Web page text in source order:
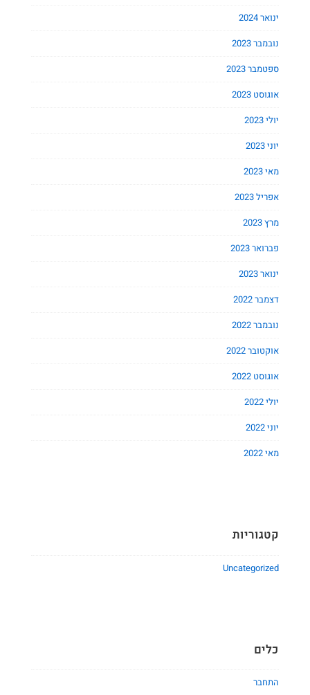
ינואר 2024
נובמבר 2023
ספטמבר 2023
אוגוסט 2023
יולי 2023
יוני 2023
מאי 2023
אפריל 2023
מרץ 2023
פברואר 2023
ינואר 2023
דצמבר 2022
נובמבר 2022
אוקטובר 2022
אוגוסט 2022
יולי 2022
יוני 2022
מאי 2022
קטגוריות
Uncategorized
כלים
התחבר